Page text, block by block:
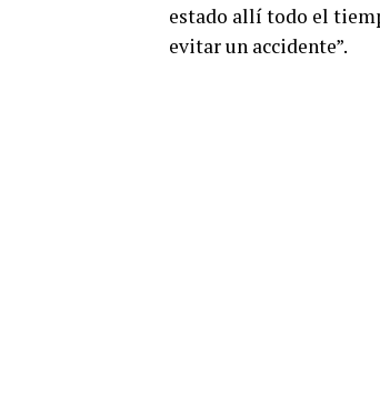
estado allí todo el
evitar un accidente”.